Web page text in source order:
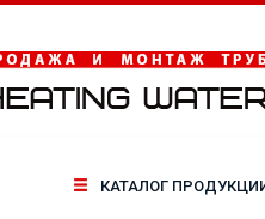
КАТАЛОГ